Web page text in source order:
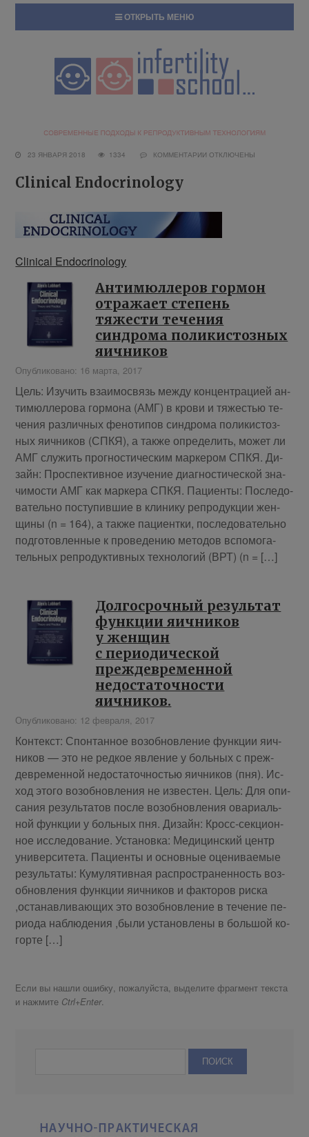
ОТКРЫТЬ МЕНЮ
23 ЯНВАРЯ 2018 1334 КОММЕНТАРИИ ОТКЛЮЧЕНЫ
Clinical Endocrinology
Clinical Endocrinology
Антимюллеров гормон
отражает степень
тяжести течения
синдрома поликистозных
яичников
Опубликовано: 16 марта, 2017
Цель: Изу­чить вза­и­мо­связь меж­ду кон­цен­тра­ци­ей ан­
ти­мюл­ле­ро­ва гор­мо­на (АМГ) в кро­ви и тя­же­стью те­
че­ния раз­лич­ных фе­но­ти­пов син­дро­ма по­ли­ки­стоз­
ных яич­ни­ков (СПКЯ), а так­же опре­де­лить, мо­жет ли
АМГ слу­жить про­гно­сти­че­ским мар­ке­ром СПКЯ. Ди­
зайн: Про­спек­тив­ное изу­че­ние ди­а­гно­сти­че­ской зна­
чи­мо­сти АМГ как мар­ке­ра СПКЯ. Па­ци­ен­ты: По­сле­до­
ва­тель­но по­сту­пив­шие в кли­ни­ку ре­про­дук­ции жен­
щи­ны (n = 164), а так­же па­ци­ент­ки, по­сле­до­ва­тель­но
под­го­тов­лен­ные к про­ве­де­нию ме­то­дов вспо­мо­га­
тель­ных ре­про­дук­тив­ных тех­но­ло­гий (ВРТ) (n = […]
Долгосрочный результат
функции яичников
у женщин
с периодической
преждевременной
недостаточности
яичников.
Опубликовано: 12 февраля, 2017
Кон­текст: Спон­тан­ное воз­об­нов­ле­ние функ­ции яич­
ни­ков — это не ред­кое яв­ле­ние у боль­ных с преж­
девре­мен­ной недо­ста­точ­но­стью яич­ни­ков (пня). Ис­
ход это­го воз­об­нов­ле­ния не из­ве­стен. Цель: Для опи­
са­ния ре­зуль­та­тов по­сле воз­об­нов­ле­ния ова­ри­аль­
ной функ­ции у боль­ных пня. Ди­зайн: Кросс-сек­ци­он­
ное ис­сле­до­ва­ние. Уста­нов­ка: Ме­ди­цин­ский центр
уни­вер­си­те­та. Па­ци­ен­ты и ос­нов­ные оце­ни­ва­е­мые
ре­зуль­та­ты: Ку­му­ля­тив­ная рас­про­стра­нен­ность воз­
об­нов­ле­ния функ­ции яич­ни­ков и фак­то­ров рис­ка
,оста­нав­ли­ва­ю­щих это воз­об­нов­ле­ние в те­че­ние пе­
ри­о­да на­блю­де­ния ,бы­ли уста­нов­ле­ны в боль­шой ко­
гор­те […]
Если вы нашли ошибку, пожалуйста, выделите фрагмент текста
и нажмите Ctrl+Enter.